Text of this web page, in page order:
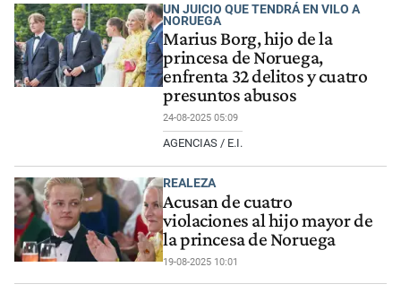
UN JUICIO QUE TENDRÁ EN VILO A
NORUEGA
Marius Borg, hijo de la
princesa de Noruega,
enfrenta 32 delitos y cuatro
presuntos abusos
24-08-2025 05:09
AGENCIAS / E.I.
REALEZA
Acusan de cuatro
violaciones al hijo mayor de
la princesa de Noruega
19-08-2025 10:01